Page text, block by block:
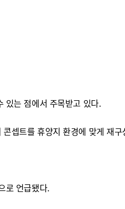
있는 점에서 주목받고 있다.
셉트를 휴양지 환경에 맞게 재구
로 언급됐다.